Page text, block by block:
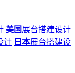
美国 展台搭建设计
计 日本展台搭建设